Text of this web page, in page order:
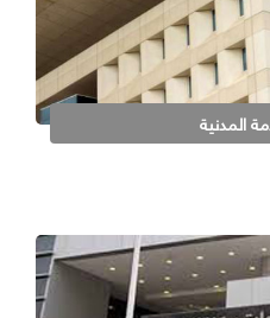
المدنية